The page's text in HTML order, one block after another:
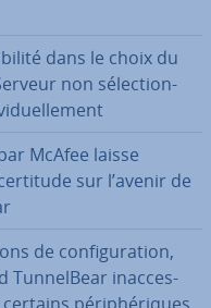
dans le choix du
non sé­lec­tion­
McAfee laisse
sur l’avenir de
de con­fi­gu­ra­tion,
Tun­nel­Bear inac­ces­